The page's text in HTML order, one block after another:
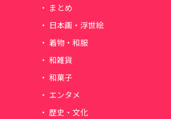
まとめ
日本画・浮世絵
着物・和服
和雑貨
和菓子
エンタメ
歴史・文化